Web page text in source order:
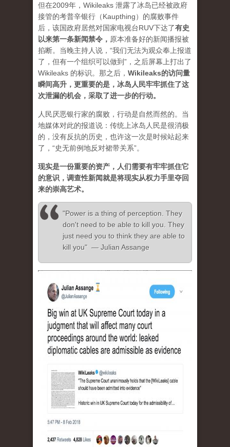
但在2009年，Wikileaks 泄露了冰岛已经被政府
接管的考普辛银行（Kaupthing）的腐败事件
后，该国政府居然对国家电视台RUV下达了有史
以来第一条新闻禁令 ， 原本准备好的新闻播报被
掐断。当晚主持人说，“我们无法为观众奉上报道
了，但有一个组织可以做到”，之后屏幕上打出了
Wikileaks 的标识。那之后， Wikileaks的访问量
瞬间高升，更重要的是，冰岛人民牢牢抓住了这
次泄漏的机会，采取了进一步的行动。
人民厌恶银行家的腐败，行动是自然而然的。当
地媒体对此的报道说：传统上冰岛人民是很消极
的，没有反抗的历史，也许这一次是时候站起来
了，“史无前例地反对裙带关系”。
现实是一份重要的资产，人们需要有牢牢抓住它
的意识，调查性新闻就是将现实从权力手里夺回
来的崇高艺术。
"Power is a thing of perception. They
don't need to be able to kill you. They
just need you to think they are able to
kill you" — Julian Assange